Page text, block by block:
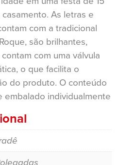
As letras e
com a tradicional
são brilhantes,
com uma válvula
o que facilita o
do produto. O conteúdo
individualmente